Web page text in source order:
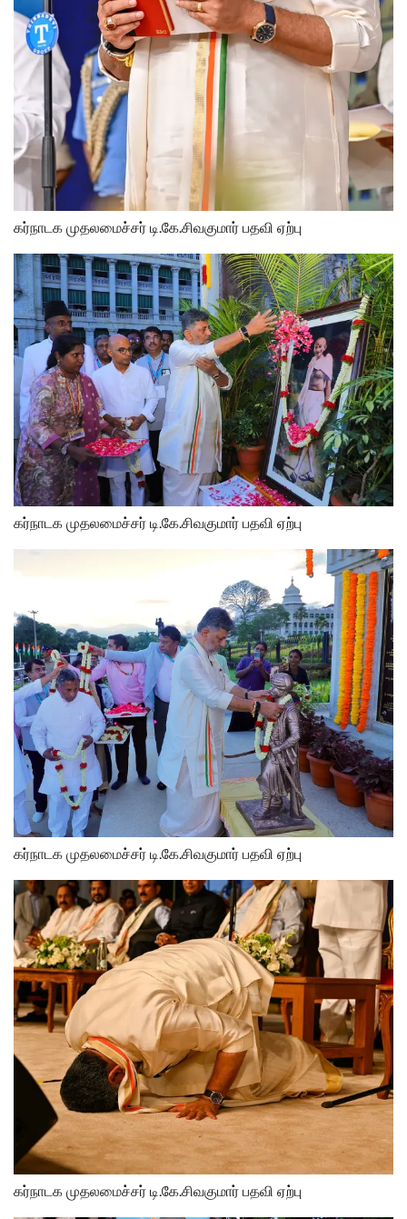
கர்நாடக முதலமைச்சர் டி.கே.சிவகுமார் பதவி ஏற்பு
கர்நாடக முதலமைச்சர் டி.கே.சிவகுமார் பதவி ஏற்பு
கர்நாடக முதலமைச்சர் டி.கே.சிவகுமார் பதவி ஏற்பு
கர்நாடக முதலமைச்சர் டி.கே.சிவகுமார் பதவி ஏற்பு